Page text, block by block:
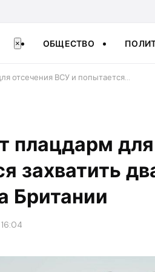
× ОБЩЕСТВО
отсечения ВСУ и попытается…
плацдарм
захватить
Британии